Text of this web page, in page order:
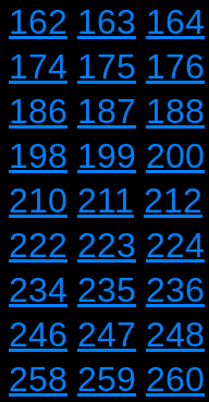
162 163 164
174 175 176
186 187 188
198 199 200
210 211 212
222 223 224
234 235 236
246 247 248
258 259 260